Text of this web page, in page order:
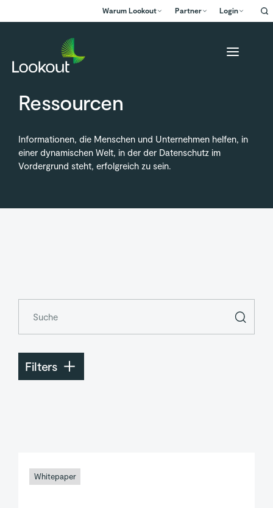
Warum Lookout Partner Login
Ressourcen
Informationen, die Menschen und Unternehmen helfen, in
einer dynamischen Welt, in der der Datenschutz im
Vordergrund steht, erfolgreich zu sein.
Filters
Whitepaper